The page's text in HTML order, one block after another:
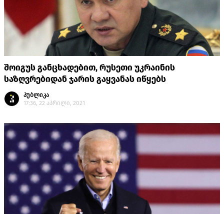
შოიგუს განცხადებით, რუსეთი უკრაინის
საზღვრებიდან ჯარის გაყვანას იწყებს
პუბლიკა
17:36, 22 აპრილი, 2021